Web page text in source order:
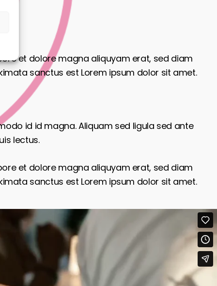
et dolore magna aliquyam erat, sed diam
sanctus est Lorem ipsum dolor sit amet.
id id magna. Aliquam sed ligula sed ante
lectus.
et dolore magna aliquyam erat, sed diam
sanctus est Lorem ipsum dolor sit amet.